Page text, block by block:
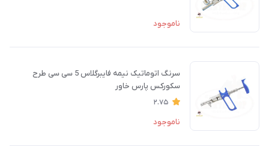
ناموجود
سرنگ اتوماتیک نیمه فایبرگلاس 5 سی سی طرح
سکورکس پارس خاور
2.75
ناموجود